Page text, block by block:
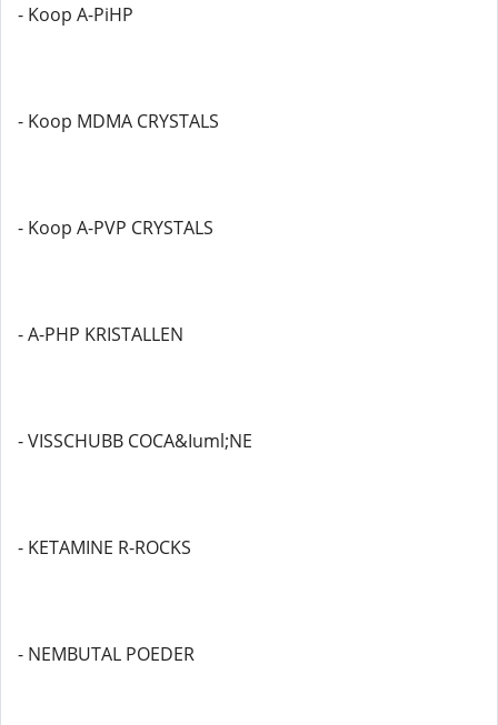
- Koop A-PiHP
- Koop MDMA CRYSTALS
- Koop A-PVP CRYSTALS
- A-PHP KRISTALLEN
- VISSCHUBB COCA&Iuml;NE
- KETAMINE R-ROCKS
- NEMBUTAL POEDER